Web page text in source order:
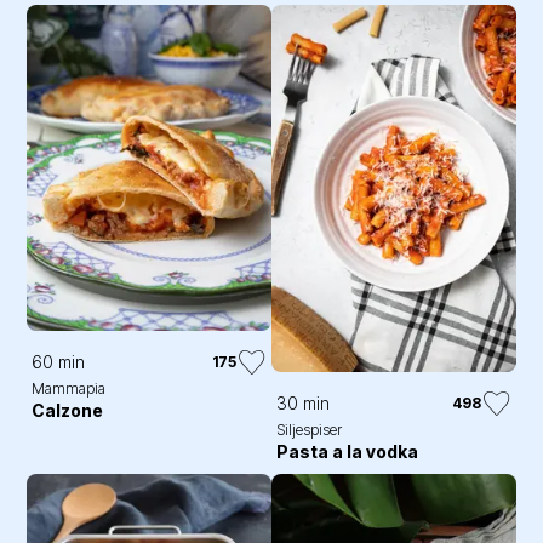
60 min
175
Mammapia
Calzone 30 min
498
Siljespiser
Pasta a la vodka